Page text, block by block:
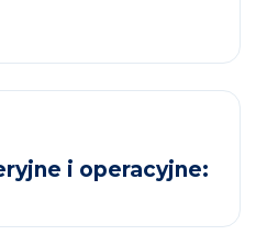
i operacyjne: